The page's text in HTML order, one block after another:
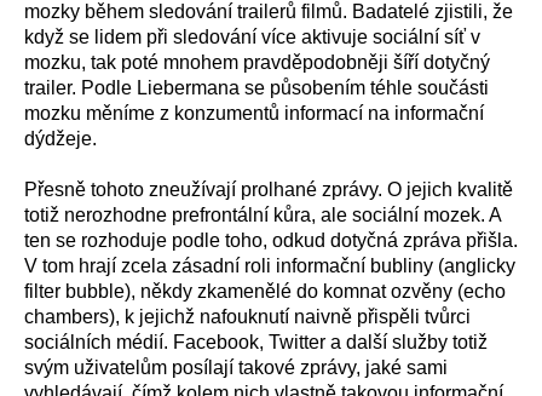
mozky během sledování trailerů filmů. Badatelé zjistili, že
když se lidem při sledování více aktivuje sociální síť v
mozku, tak poté mnohem pravděpodobněji šíří dotyčný
trailer. Podle Liebermana se působením téhle součásti
mozku měníme z konzumentů informací na informační
dýdžeje.
Přesně tohoto zneužívají prolhané zprávy. O jejich kvalitě
totiž nerozhodne prefrontální kůra, ale sociální mozek. A
ten se rozhoduje podle toho, odkud dotyčná zpráva přišla.
V tom hrají zcela zásadní roli informační bubliny (anglicky
filter bubble), někdy zkamenělé do komnat ozvěny (echo
chambers), k jejichž nafouknutí naivně přispěli tvůrci
sociálních médií. Facebook, Twitter a další služby totiž
svým uživatelům posílají takové zprávy, jaké sami